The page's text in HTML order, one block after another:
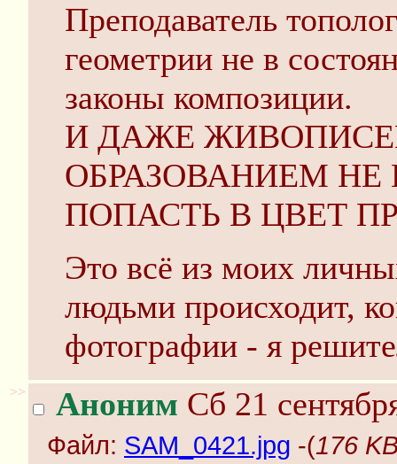
Преподаватель
геометрии не в
законы композиции.
И ДАЖЕ
ОБРАЗОВАНИЕМ НЕ
ПОПАСТЬ В ЦВЕТ
Это всё из моих
людьми происходит,
фотографии - я
>> Аноним Сб 21
Файл: SAM_0421.jpg -(176